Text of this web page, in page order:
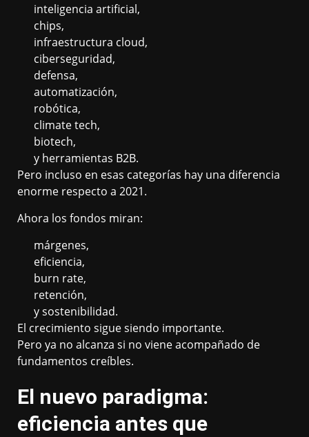
inteligencia artificial,
chips,
infraestructura cloud,
ciberseguridad,
defensa,
automatización,
robótica,
climate tech,
biotech,
y herramientas B2B.
Pero incluso en esas categorías hay una diferencia
enorme respecto a 2021.
Ahora los fondos miran:
márgenes,
eficiencia,
burn rate,
retención,
y sostenibilidad.
El crecimiento sigue siendo importante.
Pero ya no alcanza si no viene acompañado de
fundamentos creíbles.
El nuevo paradigma:
eficiencia antes que